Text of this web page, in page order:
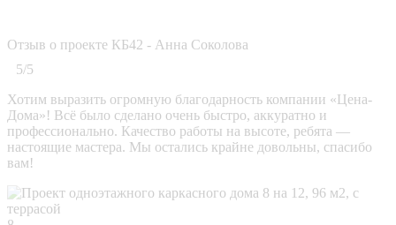
Отзыв о проекте КБ42 - Анна Соколова
5/5
Хотим выразить огромную благодарность компании «Цена-
Дома»! Всё было сделано очень быстро, аккуратно и
профессионально. Качество работы на высоте, ребята —
настоящие мастера. Мы остались крайне довольны, спасибо
вам!